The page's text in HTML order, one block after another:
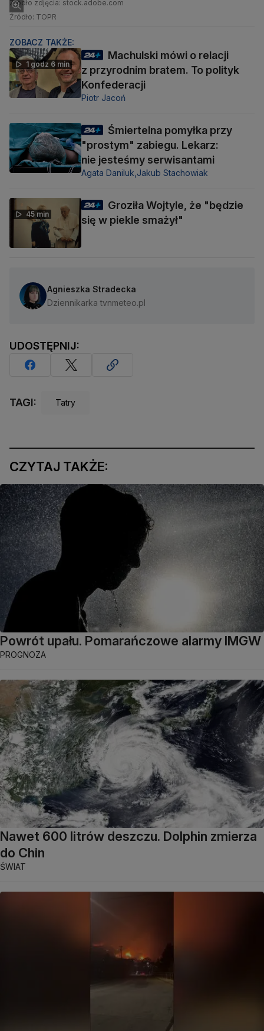
prowadzono poszukiwania
Źródło zdjęcia: stock.adobe.com
Źródło: TOPR
ZOBACZ TAKŻE:
1 godz 6 min
Machulski mówi o relacji
z przyrodnim bratem. To polityk
Konfederacji
Piotr Jacoń
Śmiertelna pomyłka przy
"prostym" zabiegu. Lekarz:
nie jesteśmy serwisantami
Agata Daniluk, Jakub Stachowiak
45 min
Groziła Wojtyle, że "będzie
się w piekle smażył"
Agnieszka Stradecka
Dziennikarka tvnmeteo.pl
UDOSTĘPNIJ:
TAGI: Tatry
CZYTAJ TAKŻE:
Powrót upału. Pomarańczowe alarmy IMGW
PROGNOZA
Nawet 600 litrów deszczu. Dolphin zmierza
do Chin
ŚWIAT